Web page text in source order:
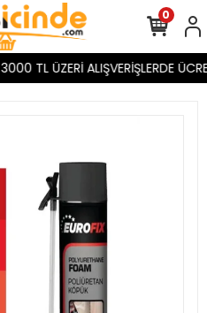
3000 TL ÜZERİ ALIŞVERİŞLERDE
0